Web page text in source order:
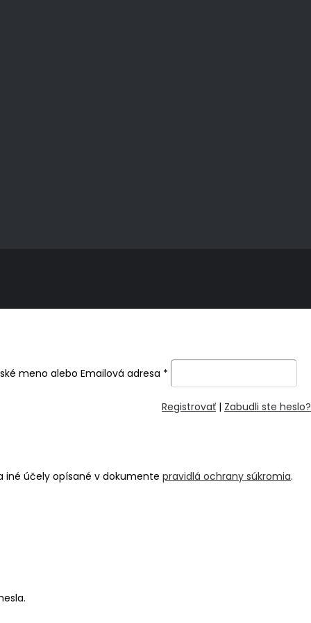
meno alebo Emailová adresa *
Registrovať | Zabudli ste heslo?
iné účely opísané v dokumente pravidlá ochrany súkromia.